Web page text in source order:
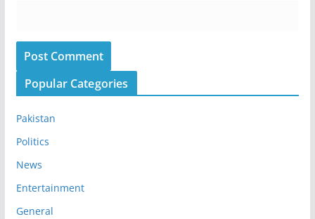
Popular Categories
Pakistan
Politics
News
Entertainment
General